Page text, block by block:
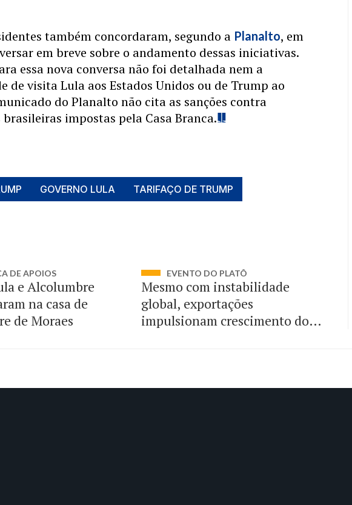
também concordaram, segundo a Planalto, em
em breve sobre o andamento dessas iniciativas.
essa nova conversa não foi detalhada nem a
de visita Lula aos Estados Unidos ou de Trump ao
do Planalto não cita as sanções contra
impostas pela Casa Branca.
GOVERNO LULA TARIFAÇO DE TRUMP
DE APOIOS
e Alcolumbre
na casa de
de Moraes
EVENTO DO PLATÔ
Mesmo com instabilidade
global, exportações
impulsionam crescimento do